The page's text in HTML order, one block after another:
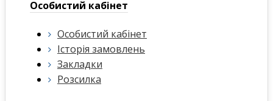
Особистий кабінет
Особистий кабінет
Історія замовлень
Закладки
Розсилка